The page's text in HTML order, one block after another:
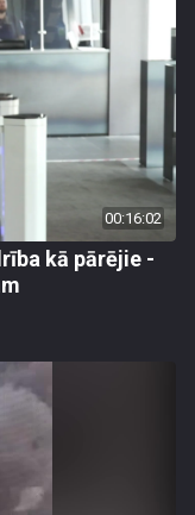
00:16:02
kā pārējie -